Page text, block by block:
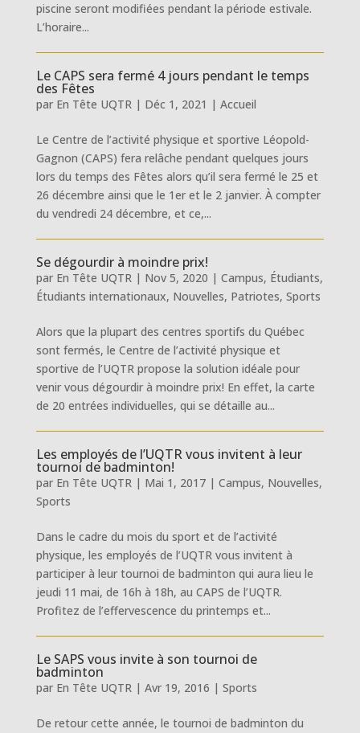
piscine seront modifiées pendant la période estivale.
L’horaire...
Le CAPS sera fermé 4 jours pendant le temps
des Fêtes
par En Tête UQTR| Déc 1, 2021 | Accueil
Le Centre de l’activité physique et sportive Léopold-
Gagnon (CAPS) fera relâche pendant quelques jours
lors du temps des Fêtes alors qu’il sera fermé le 25 et
26 décembre ainsi que le 1er et le 2 janvier. À compter
du vendredi 24 décembre, et ce,...
Se dégourdir à moindre prix!
par En Tête UQTR| Nov 5, 2020 | Campus, Étudiants,
Étudiants internationaux, Nouvelles, Patriotes, Sports
Alors que la plupart des centres sportifs du Québec
sont fermés, le Centre de l’activité physique et
sportive de l’UQTR propose la solution idéale pour
venir vous dégourdir à moindre prix! En effet, la carte
de 20 entrées individuelles, qui se détaille au...
Les employés de l’UQTR vous invitent à leur
tournoi de badminton!
par En Tête UQTR| Mai 1, 2017| Campus, Nouvelles,
Sports
Dans le cadre du mois du sport et de l’activité
physique, les employés de l’UQTR vous invitent à
participer à leur tournoi de badminton qui aura lieu le
jeudi 11 mai, de 16h à 18h, au CAPS de l’UQTR.
Profitez de l’effervescence du printemps et...
Le SAPS vous invite à son tournoi de
badminton
par En Tête UQTR| Avr 19, 2016 | Sports
De retour cette année, le tournoi de badminton du